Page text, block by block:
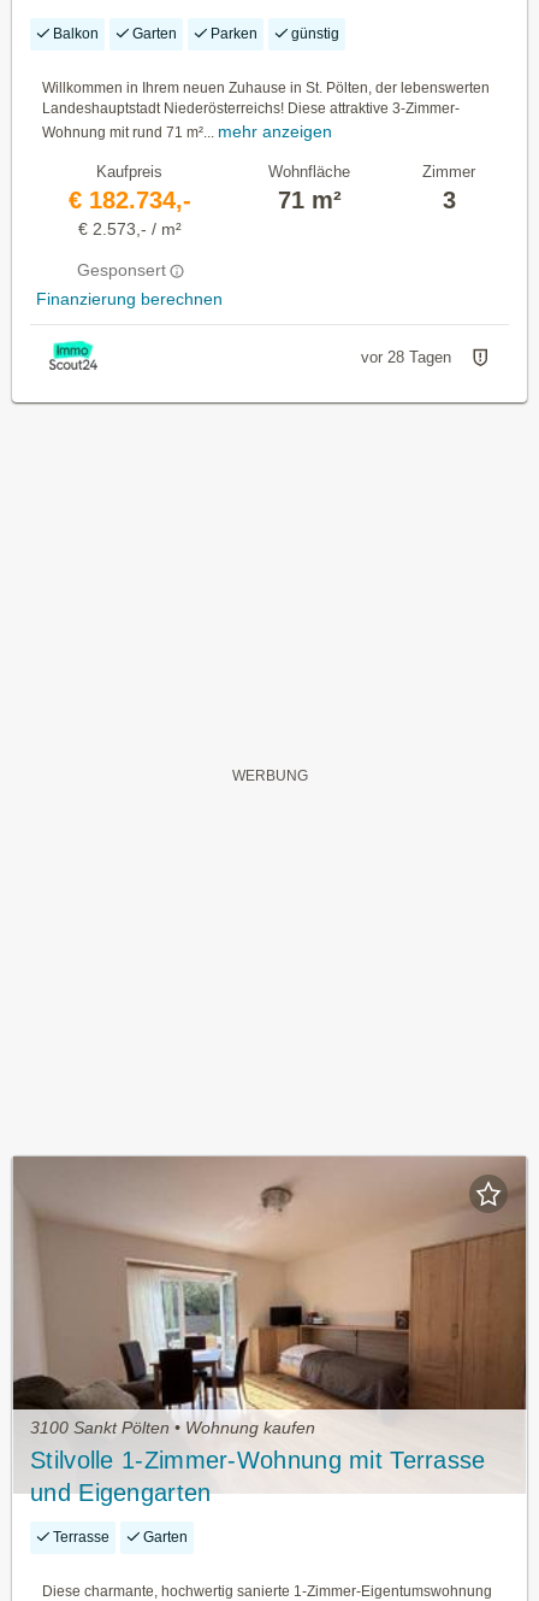
Balkon Garten Parken günstig
Willkommen in Ihrem neuen Zuhause in St. Pölten, der lebenswerten
Landeshauptstadt Niederösterreichs! Diese attraktive 3-Zimmer-
Wohnung mit rund 71 m²... mehr anzeigen
Kaufpreis
€ 182.734,-
€ 2.573,- / m²
Gesponsert
Finanzierung berechnen
Wohnfläche
71 m²
Zimmer
3
vor 28 Tagen
3100 Sankt Pölten • Wohnung kaufen
Stilvolle 1-Zimmer-Wohnung mit Terrasse
und Eigengarten
Terrasse Garten
Diese charmante, hochwertig sanierte 1-Zimmer-Eigentumswohnung